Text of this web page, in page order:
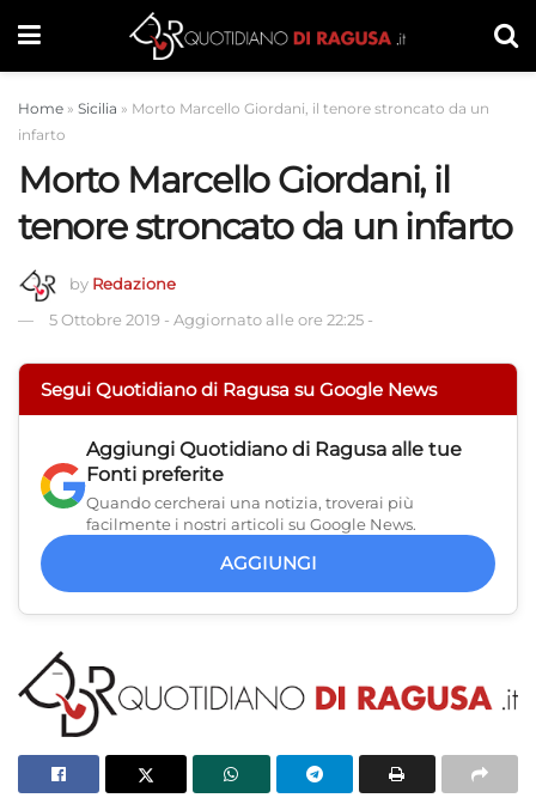
Home » Sicilia » Morto Marcello Giordani, il tenore stroncato da un
infarto
Morto Marcello Giordani, il
tenore stroncato da un infarto
by Redazione
5 Ottobre 2019 - Aggiornato alle ore 22:25 -
Segui Quotidiano di Ragusa su Google News
Aggiungi Quotidiano di Ragusa alle tue
Fonti preferite
Quando cercherai una notizia, troverai più
facilmente i nostri articoli su Google News.
AGGIUNGI